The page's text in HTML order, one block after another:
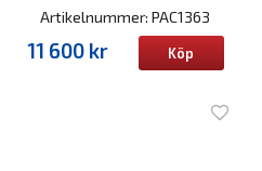
Artikelnummer: PAC1363
11 600 kr Köp